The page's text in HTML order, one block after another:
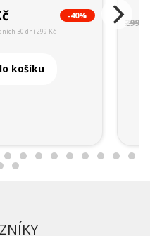
-40%
30 dní 299 Kč
košíku
299